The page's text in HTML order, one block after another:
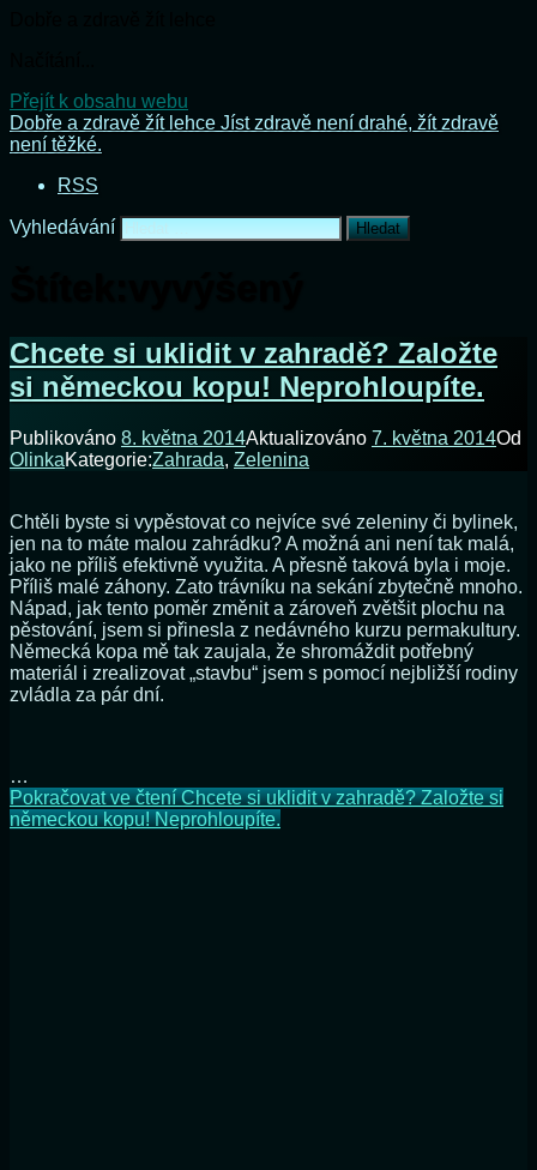
Přejít k obsahu webu
Dobře a zdravě žít lehce Jíst zdravě není drahé, žít zdravě
není těžké.
RSS
Vyhledávání
Chcete si uklidit v zahradě? Založte
si německou kopu! Neprohloupíte.
Publikováno 8. května 2014Aktualizováno 7. května 2014Od
OlinkaKategorie:Zahrada, Zelenina
Chtěli byste si vypěstovat co nejvíce své zeleniny či bylinek,
jen na to máte malou zahrádku? A možná ani není tak malá,
jako ne příliš efektivně využita. A přesně taková byla i moje.
Příliš malé záhony. Zato trávníku na sekání zbytečně mnoho.
Nápad, jak tento poměr změnit a zároveň zvětšit plochu na
pěstování, jsem si přinesla z nedávného kurzu permakultury.
Německá kopa mě tak zaujala, že shromáždit potřebný
materiál i zrealizovat „stavbu“ jsem s pomocí nejbližší rodiny
zvládla za pár dní.
…
Pokračovat ve čteníChcete si uklidit v zahradě? Založte si
německou kopu! Neprohloupíte.